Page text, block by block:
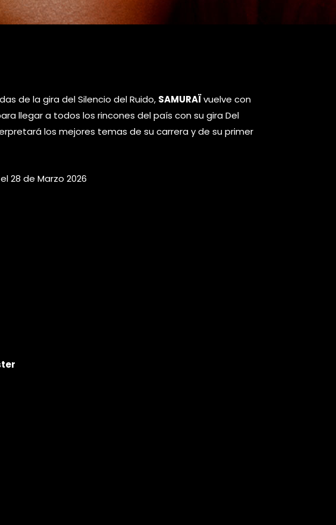
de la gira del Silencio del Ruido, SAMURAÏvuelve con
llegar a todos los rincones del país con su gira Del
los mejores temas de su carrera y de su primer
28 de Marzo 2026